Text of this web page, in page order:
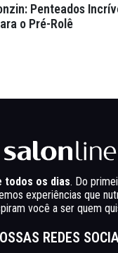
Penteados
o Pré-Rolê
todos os dias. Do
experiências que
você a ser quem
REDES